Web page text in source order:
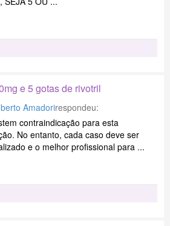
e 5 gotas de rivotril
Amadorirespondeu:
contraindicação para esta
No entanto, cada caso deve ser
e o melhor profissional para ...